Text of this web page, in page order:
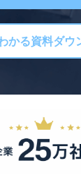
かる資料ダウ